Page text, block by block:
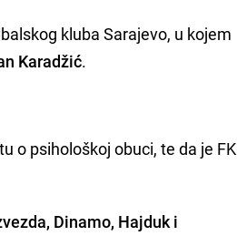
kluba Sarajevo, u kojem
Karadžić.
o psihološkoj obuci, te da je FK
Dinamo, Hajduk i